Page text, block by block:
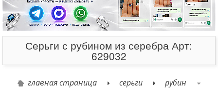
Серьги с рубином из серебра Арт:
629032
главная страница серьги рубин